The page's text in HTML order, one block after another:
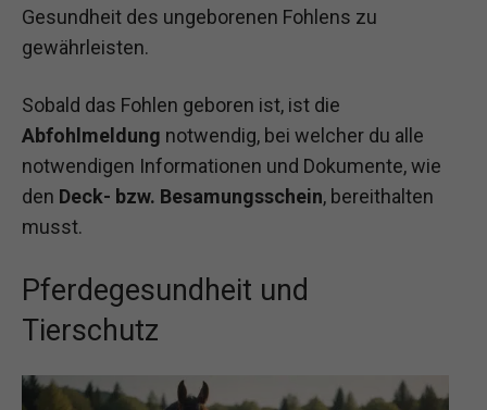
Gesundheit des ungeborenen Fohlens zu
gewährleisten.
Sobald das Fohlen geboren ist, ist die
Abfohlmeldung notwendig, bei welcher du alle
notwendigen Informationen und Dokumente, wie
den Deck- bzw. Besamungsschein, bereithalten
musst.
Pferdegesundheit und
Tierschutz